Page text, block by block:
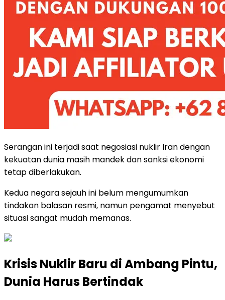
Serangan ini terjadi saat negosiasi nuklir Iran dengan
kekuatan dunia masih mandek dan sanksi ekonomi
tetap diberlakukan.
Kedua negara sejauh ini belum mengumumkan
tindakan balasan resmi, namun pengamat menyebut
situasi sangat mudah memanas.
Krisis Nuklir Baru di Ambang Pintu,
Dunia Harus Bertindak